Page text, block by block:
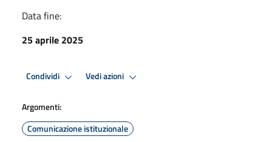
Data fine:
25 aprile 2025
Condividi Vedi azioni
Argomenti:
Comunicazione istituzionale